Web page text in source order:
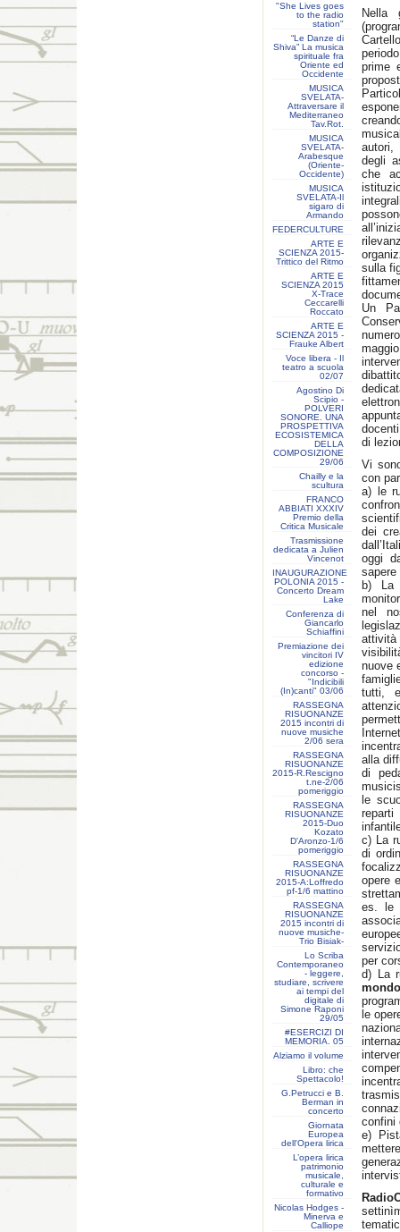
"She Lives goes
to the radio
station"
“Le Danze di
Shiva” La musica
spirituale fra
Oriente ed
Occidente
MUSICA
SVELATA-
Attraversare il
Mediterraneo
Tav.Rot.
MUSICA
SVELATA-
Arabesque
(Oriente-
Occidente)
MUSICA
SVELATA-Il
sigaro di
Armando
FEDERCULTURE
ARTE E
SCIENZA 2015-
Trittico del Ritmo
ARTE E
SCIENZA 2015
X-Trace
Ceccarelli
Roccato
ARTE E
SCIENZA 2015 -
Frauke Albert
Voce libera - Il
teatro a scuola
02/07
Agostino Di
Scipio -
POLVERI
SONORE. UNA
PROSPETTIVA
ECOSISTEMICA
DELLA
COMPOSIZIONE
29/06
Chailly e la
scultura
FRANCO
ABBIATI XXXIV
Premio della
Critica Musicale
Trasmissione
dedicata a Julien
Vincenot
INAUGURAZIONE
POLONIA 2015 -
Concerto Dream
Lake
Conferenza di
Giancarlo
Schiaffini
Premiazione dei
vincitori IV
edizione
concorso -
"Indicibili
(In)canti" 03/06
RASSEGNA
RISUONANZE
2015 incontri di
nuove musiche
2/06 sera
RASSEGNA
RISUONANZE
2015-R.Rescigno
t.ne-2/06
pomeriggio
RASSEGNA
RISUONANZE
2015-Duo
Kozato
D'Aronzo-1/6
pomeriggio
RASSEGNA
RISUONANZE
2015-A:Loffredo
pf-1/6 mattino
RASSEGNA
RISUONANZE
2015 incontri di
nuove musiche-
Trio Bisiak-
Lo Scriba
Contemporaneo
- leggere,
studiare, scrivere
ai tempi del
digitale di
Simone Raponi
29/05
#ESERCIZI DI
MEMORIA. 05
Alziamo il volume
Libro: che
Spettacolo!
G.Petrucci e B.
Berman in
concerto
Giornata
Europea
dell'Opera lirica
L’opera lirica
patrimonio
musicale,
culturale e
formativo
Nicolas Hodges -
Minerva e
Calliope
Nella
prime
autori,
degli
che
sulla
Un
di
Vi
con
a) le
dei
oggi
sapere
b)
nel
nuove
tutti,
alla
di
le
c) La
di
opere
es. le
per
d) La
le
confini
e)